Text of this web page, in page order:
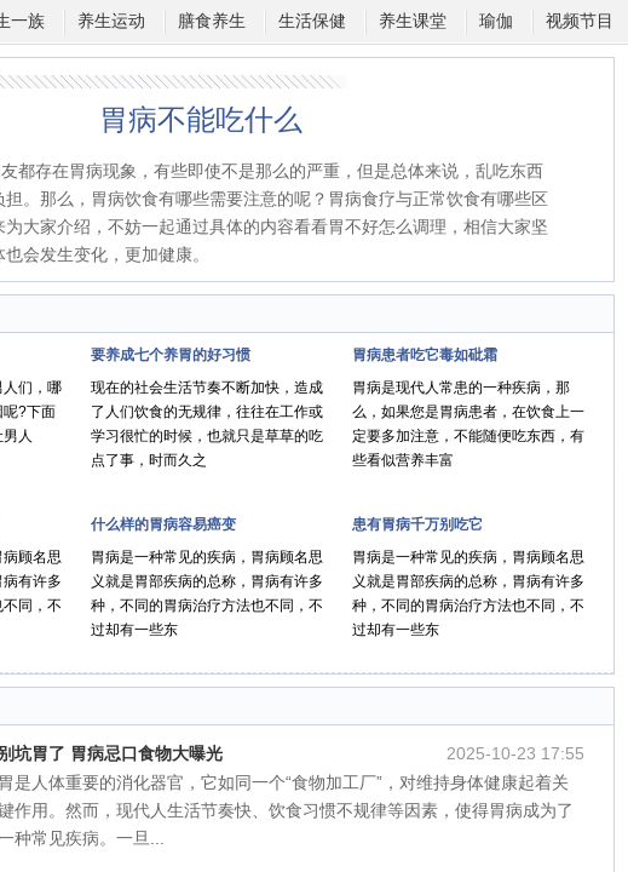
一族 养生运动 膳食养生 生活保健 养生课堂 瑜伽 视频节目
胃病不能吃什么
都存在胃病现象，有些即使不是那么的严重，但是总体来说，乱吃东西
。那么，胃病饮食有哪些需要注意的呢？胃病食疗与正常饮食有哪些区
大家介绍，不妨一起通过具体的内容看看胃不好怎么调理，相信大家坚
会发生变化，更加健康。
人们，哪
呢?下面
人
要养成七个养胃的好习惯
现在的社会生活节奏不断加快，造成
了人们饮食的无规律，往往在工作或
学习很忙的时候，也就只是草草的吃
点了事，时而久之
胃病患者吃它毒如砒霜
胃病是现代人常患的一种疾病，那
么，如果您是胃病患者，在饮食上一
定要多加注意，不能随便吃东西，有
些看似营养丰富
病顾名思
有许多
同，不
什么样的胃病容易癌变
胃病是一种常见的疾病，胃病顾名思
义就是胃部疾病的总称，胃病有许多
种，不同的胃病治疗方法也不同，不
过却有一些东
患有胃病千万别吃它
胃病是一种常见的疾病，胃病顾名思
义就是胃部疾病的总称，胃病有许多
种，不同的胃病治疗方法也不同，不
过却有一些东
坑胃了 胃病忌口食物大曝光
2025-10-23 17:55
胃是人体重要的消化器官，它如同一个“食物加工厂”，对维持身体健康起着关
作用。然而，现代人生活节奏快、饮食习惯不规律等因素，使得胃病成为了
种常见疾病。一旦...